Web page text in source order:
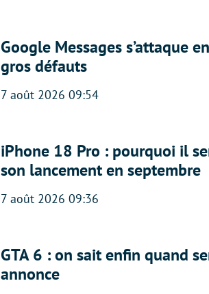
Google Messages s’attaque
gros défauts
7 août 2026 09:54
iPhone 18 Pro : pourquoi il
son lancement en septembre
7 août 2026 09:36
GTA 6 : on sait enfin quand
annonce